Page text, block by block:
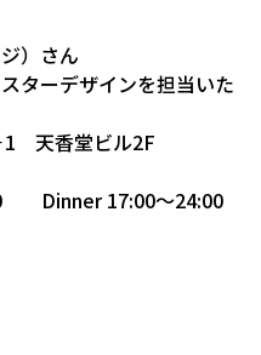
）さん
ターデザインを担当いた
1 天香堂ビル2F
Dinner 17:00～24:00